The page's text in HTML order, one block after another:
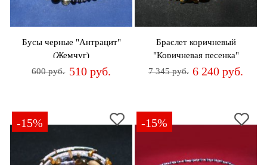
Бусы черные "Антрацит"
(Жемчуг)
600 руб. 510 руб.
Браслет коричневый
"Коричневая песенка"
(Тигровый глаз)
7 345 руб. 6 240 руб.
-15% -15%